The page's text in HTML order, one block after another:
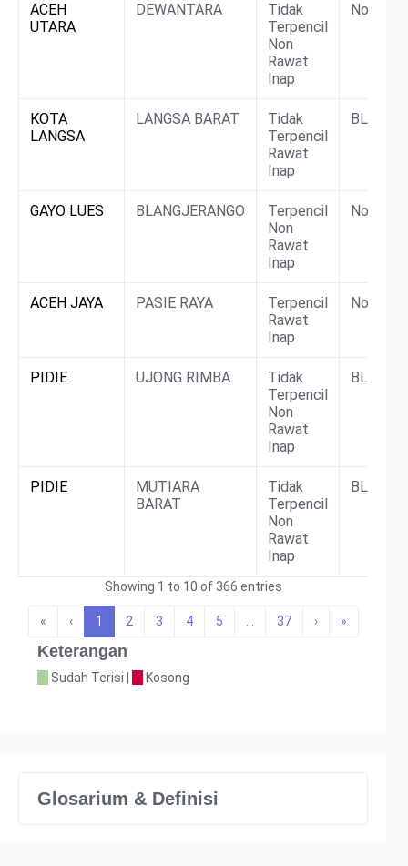
ACEH
UTARA
DEWANTARA
Tidak
Terpencil
Non
Rawat
Inap
Non
KOTA
LANGSA
LANGSA BARAT
Tidak
Terpencil
Rawat
Inap
BLUD
GAYO LUES BLANGJERANGO
Terpencil
Non
Rawat
Inap
Non
ACEH JAYA PASIE RAYA
Terpencil
Rawat
Inap
Non
PIDIE UJONG RIMBA
Tidak
Terpencil
Non
Rawat
Inap
BLUD
PIDIE
MUTIARA
BARAT
Tidak
Terpencil
Non
Rawat
Inap
BLUD
Showing 1 to 10 of 366 entries
« ‹ 1 2 3 4 5 37 › »
Keterangan
Sudah Terisi | Kosong
Glosarium & Definisi